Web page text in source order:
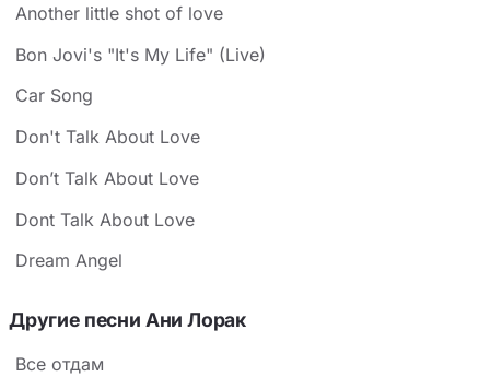
Another little shot of love
Bon Jovi's "It's My Life" (Live)
Car Song
Don't Talk About Love
Don’t Talk About Love
Dont Talk About Love
Dream Angel
Другие песни Ани Лорак
Все отдам